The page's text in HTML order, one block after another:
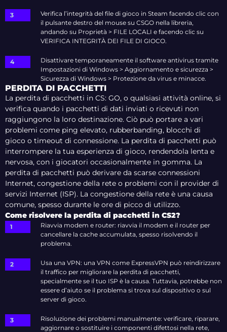
Verifica l’integrità del file di gioco in Steam facendo clic con
il pulsante destro del mouse su CSGO nella libreria,
andando su Proprietà > FILE LOCALI e facendo clic su
VERIFICA INTEGRITÀ DEI FILE DI GIOCO.
Disattivare temporaneamente il software antivirus tramite
Impostazioni di Windows > Aggiornamento e sicurezza >
Sicurezza di Windows > Protezione da virus e minacce.
PERDITA DI PACCHETTI
La perdita di pacchetti in CS: GO, o qualsiasi attività online, si
verifica quando i pacchetti di dati inviati o ricevuti non
raggiungono la loro destinazione. Ciò può portare a vari
problemi come ping elevato, rubberbanding, blocchi di
gioco o timeout di connessione. La perdita di pacchetti può
interrompere la tua esperienza di gioco, rendendola lenta e
nervosa, con i giocatori occasionalmente in gomma. La
perdita di pacchetti può derivare da scarse connessioni
Internet, congestione della rete o problemi con il provider di
servizi Internet (ISP). La congestione della rete è una causa
comune, spesso durante le ore di picco di utilizzo.
Come risolvere la perdita di pacchetti in CS2?
Riavvia modem e router: riavvia il modem e il router per
cancellare la cache accumulata, spesso risolvendo il
problema.
Usa una VPN: una VPN come ExpressVPN può reindirizzare
il traffico per migliorare la perdita di pacchetti,
specialmente se il tuo ISP è la causa. Tuttavia, potrebbe non
essere d’aiuto se il problema si trova sul dispositivo o sul
server di gioco.
Risoluzione dei problemi manualmente: verificare, riparare,
aggiornare o sostituire i componenti difettosi nella rete,